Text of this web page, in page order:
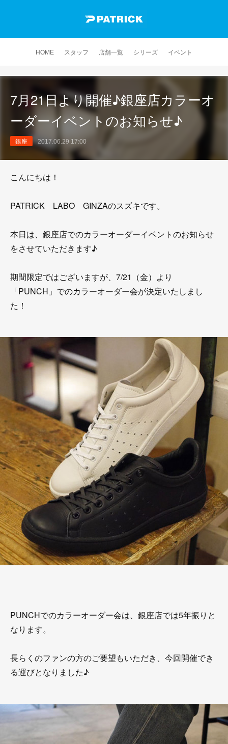
HOME スタッフ 店舗一覧 シリーズ イベント
7月21日より開催♪銀座店カラーオ
ーダーイベントのお知らせ♪
銀座 2017.06.29 17:00
こんにちは！
PATRICK LABO GINZAのスズキです。
本日は、銀座店でのカラーオーダーイベントのお知らせ
をさせていただきます♪
期間限定ではございますが、7/21（金）より
「PUNCH」でのカラーオーダー会が決定いたしまし
た！
PUNCHでのカラーオーダー会は、銀座店では5年振りと
なります。
長らくのファンの方のご要望もいただき、今回開催でき
る運びとなりました♪